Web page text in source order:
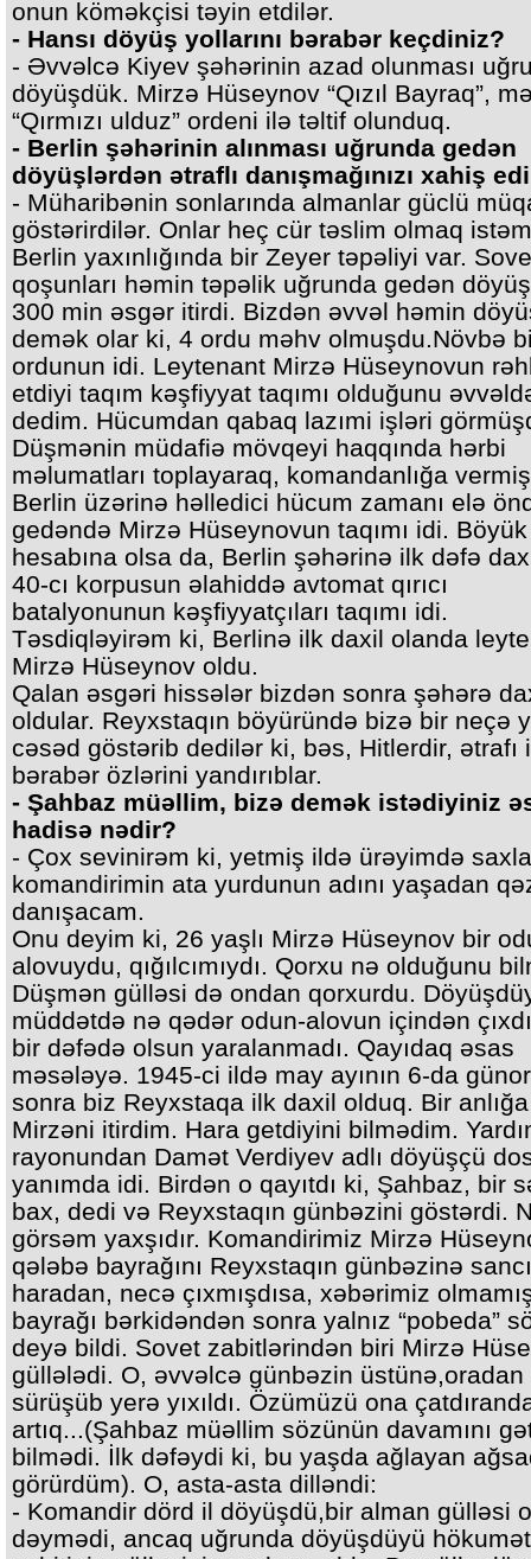
onun köməkçisi təyin etdilər.
- Hansı döyüş yollarını bərabər keçdiniz?
- Əvvəlcə Kiyev şəhərinin azad olunması
döyüşdük. Mirzə Hüseynov “Qızıl Bayraq”,
“Qırmızı ulduz” ordeni ilə təltif olunduq.
- Berlin şəhərinin alınması uğrunda gedən
döyüşlərdən ətraflı danışmağınızı xahiş
- Müharibənin sonlarında almanlar güclü
göstərirdilər. Onlar heç cür təslim olmaq
Berlin yaxınlığında bir Zeyer təpəliyi var.
qoşunları həmin təpəlik uğrunda gedən
300 min əsgər itirdi. Bizdən əvvəl həmin
demək olar ki, 4 ordu məhv olmuşdu.Növbə
ordunun idi. Leytenant Mirzə Hüseynovun
etdiyi taqım kəşfiyyat taqımı olduğunu
dedim. Hücumdan qabaq lazımi işləri
Düşmənin müdafiə mövqeyi haqqında hərbi
məlumatları toplayaraq, komandanlığa
Berlin üzərinə həlledici hücum zamanı elə
gedəndə Mirzə Hüseynovun taqımı idi.
hesabına olsa da, Berlin şəhərinə ilk dəfə
40-cı korpusun əlahiddə avtomat qırıcı
batalyonunun kəşfiyyatçıları taqımı idi.
Təsdiqləyirəm ki, Berlinə ilk daxil olanda
Mirzə Hüseynov oldu.
Qalan əsgəri hissələr bizdən sonra şəhərə
oldular. Reyxstaqın böyüründə bizə bir neçə
cəsəd göstərib dedilər ki, bəs, Hitlerdir, ətrafı
bərabər özlərini yandırıblar.
- Şahbaz müəllim, bizə demək istədiyiniz
hadisə nədir?
- Çox sevinirəm ki, yetmiş ildə ürəyimdə
komandirimin ata yurdunun adını yaşadan
danışacam.
Onu deyim ki, 26 yaşlı Mirzə Hüseynov bir
alovuydu, qığılcımıydı. Qorxu nə olduğunu
Düşmən gülləsi də ondan qorxurdu.
müddətdə nə qədər odun-alovun içindən
bir dəfədə olsun yaralanmadı. Qayıdaq əsas
məsələyə. 1945-ci ildə may ayının 6-da
sonra biz Reyxstaqa ilk daxil olduq. Bir anlığa
Mirzəni itirdim. Hara getdiyini bilmədim.
rayonundan Damət Verdiyev adlı döyüşçü
yanımda idi. Birdən o qayıtdı ki, Şahbaz, bir
bax, dedi və Reyxstaqın günbəzini göstərdi.
görsəm yaxşıdır. Komandirimiz Mirzə
qələbə bayrağını Reyxstaqın günbəzinə
haradan, necə çıxmışdısa, xəbərimiz
bayrağı bərkidəndən sonra yalnız “pobeda”
deyə bildi. Sovet zabitlərindən biri Mirzə
güllələdi. O, əvvəlcə günbəzin üstünə,oradan
sürüşüb yerə yıxıldı. Özümüzü ona
artıq...(Şahbaz müəllim sözünün davamını
bilmədi. İlk dəfəydi ki, bu yaşda ağlayan
görürdüm). O, asta-asta dilləndi:
- Komandir dörd il döyüşdü,bir alman gülləsi
dəymədi, ancaq uğrunda döyüşdüyü